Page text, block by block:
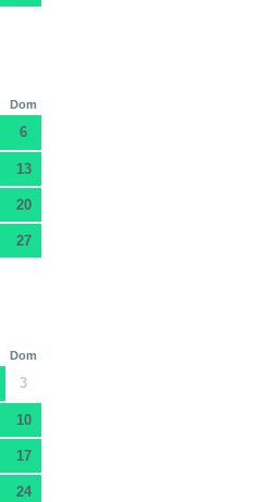
Dom
6
13
20
27
Dom
3
10
17
24